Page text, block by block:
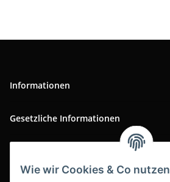
Wie wir Cookies & Co nutzen
Informationen
Gesetzliche Informationen